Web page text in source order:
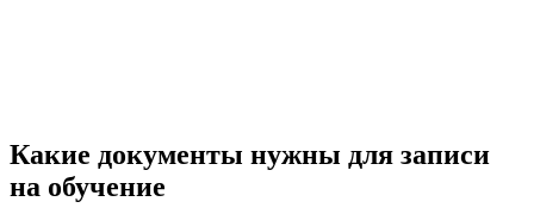
Какие документы нужны для записи
на обучение